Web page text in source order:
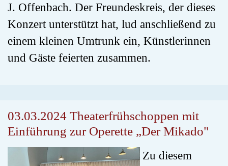
J. Offenbach. Der Freundeskreis, der dieses
Konzert unterstützt hat, lud anschließend zu
einem kleinen Umtrunk ein, Künstlerinnen
und Gäste feierten zusammen.
03.03.2024 Theaterfrühschoppen mit
Einführung zur Operette „Der Mikado"
Zu diesem